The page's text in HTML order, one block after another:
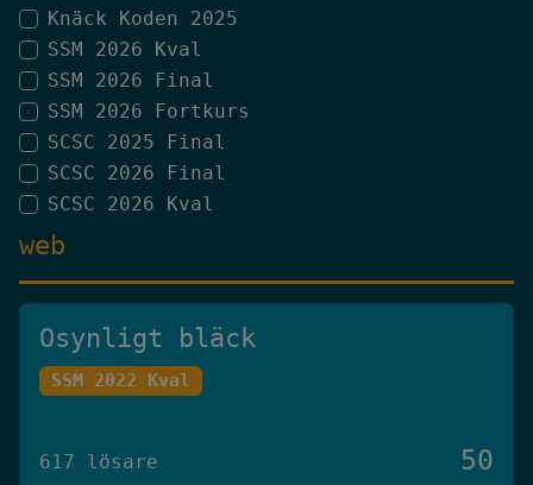
Knäck Koden 2025
SSM 2026 Kval
SSM 2026 Final
SSM 2026 Fortkurs
SCSC 2025 Final
SCSC 2026 Final
SCSC 2026 Kval
web
Osynligt bläck
SSM 2022 Kval
617 lösare 50